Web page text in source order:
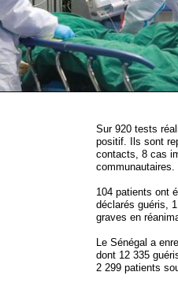
Sur 920 tests
positif. Ils sont
contacts, 8 cas
communautaires.
104 patients ont
déclarés guéris,
graves en
Le Sénégal a
dont 12 335
2 299 patients